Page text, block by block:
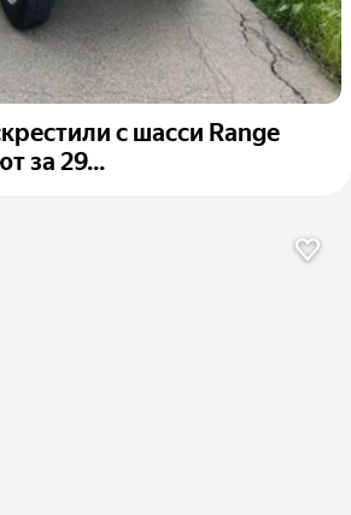
с шасси Range
за 29...